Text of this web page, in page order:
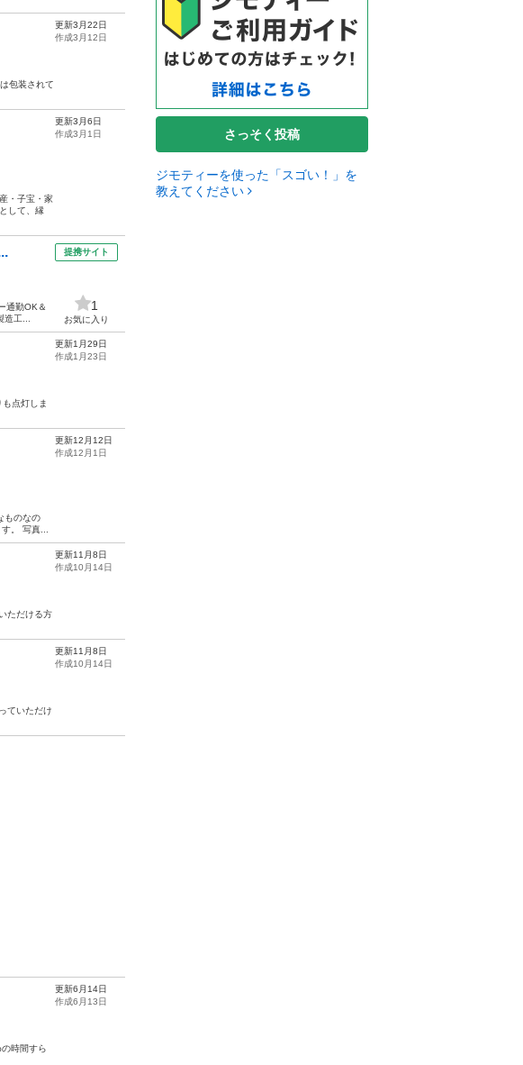
包装されて
更新3月22日
作成3月12日
・子宝・家
して、縁
更新3月6日
作成3月1日
通勤OK＆
工...
提携サイト
1
お気に入り
点灯しま
更新1月29日
作成1月23日
ものなの
。 写真...
更新12月12日
作成12月1日
ただける方
更新11月8日
作成10月14日
ていただけ
更新11月8日
作成10月14日
時間すら
更新6月14日
作成6月13日
さっそく投稿
ジモティーを使った「スゴい！」を
教えてください